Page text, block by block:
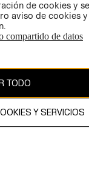
AVISO DE
de cookies y
aviso de cookies
compartido de datos
TODO
Y SERVICIOS